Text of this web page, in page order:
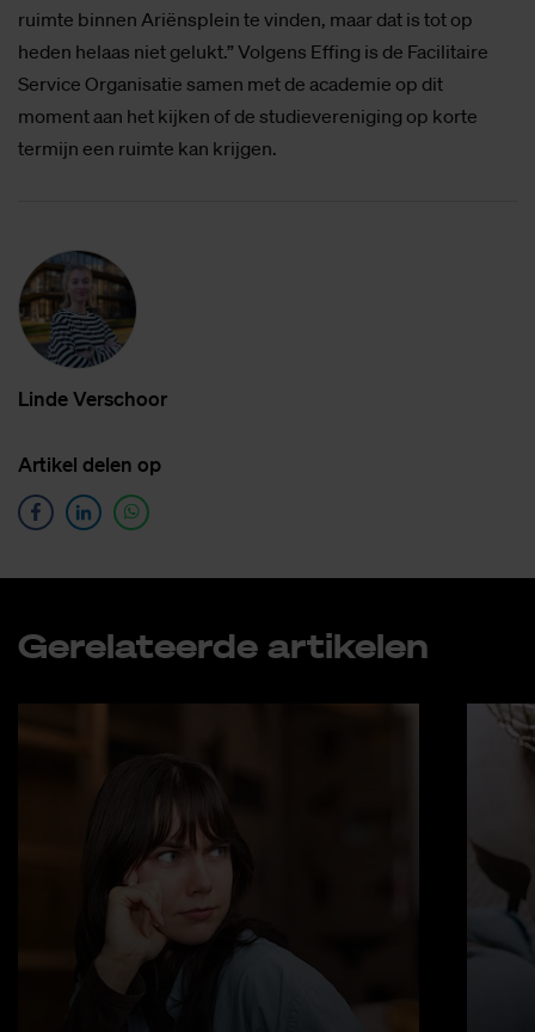
ruimte binnen Ariënsplein te vinden, maar dat is tot op
heden helaas niet gelukt.” Volgens Effing is de Facilitaire
Service Organisatie samen met de academie op dit
moment aan het kijken of de studievereniging op korte
termijn een ruimte kan krijgen.
Lin­de Ver­schoor
Ar­ti­kel de­len op
Ge­re­la­teer­de ar­ti­ke­len